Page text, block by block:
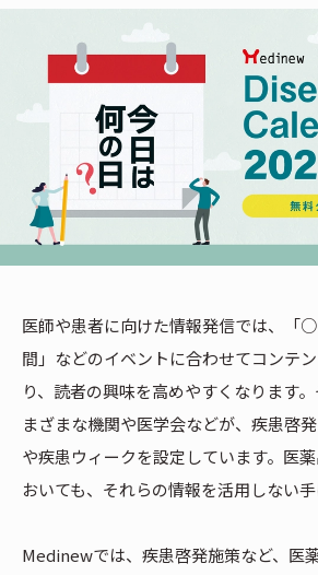
医師や患者に向けた情報発信では、
間」などのイベントに合わせてコンテ
り、読者の興味を高めやすくなります
まざまな機関や医学会などが、疾患啓
や疾患ウィークを設定しています。医
おいても、それらの情報を活用しない手
Medinewでは、疾患啓発施策など、医